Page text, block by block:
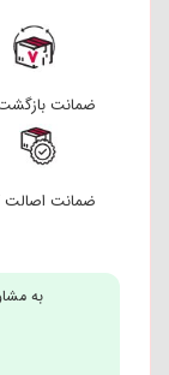
ضمانت بازگشت
ضمانت اصالت
به